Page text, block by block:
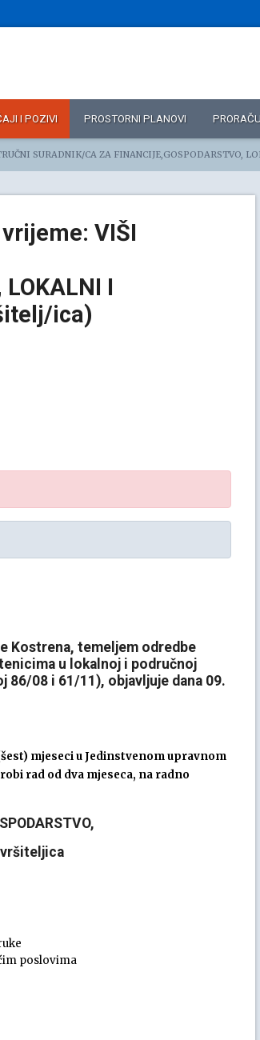
I POZIVI PROSTORNI PLANOVI
CA ZA FINANCIJE,GOSPODARSTVO, LOKALNI I
VIŠI
LOKALNI I
ica)
Kostrena, temeljem odredbe
u lokalnoj i područnoj
86/08 i 61/11), objavljuje dana 09.
mjeseci u Jedinstvenom upravnom
rad od dva mjeseca, na radno
poslovima